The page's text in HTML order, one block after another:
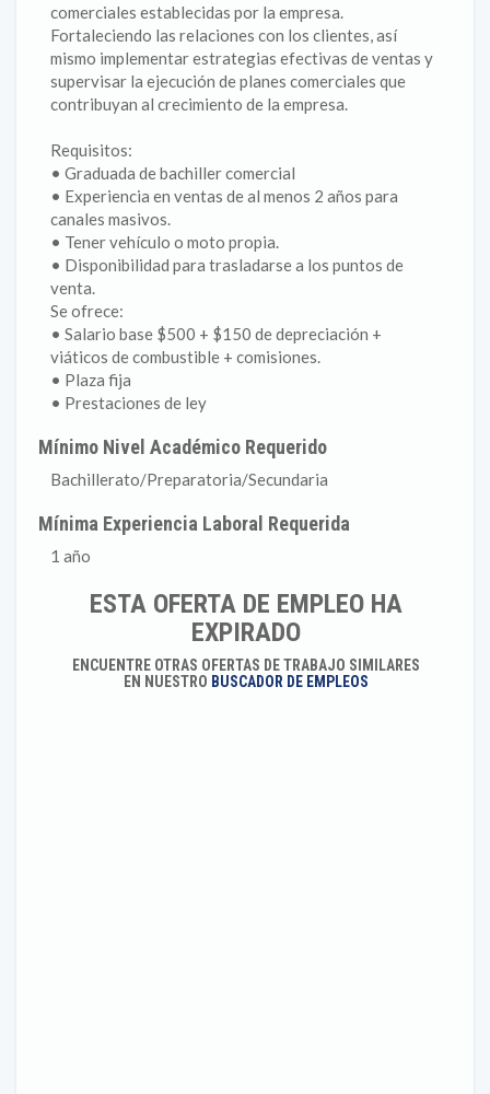
comerciales establecidas por la empresa.
Fortaleciendo las relaciones con los clientes, así
mismo implementar estrategias efectivas de ventas y
supervisar la ejecución de planes comerciales que
contribuyan al crecimiento de la empresa.
Requisitos:
• Graduada de bachiller comercial
• Experiencia en ventas de al menos 2 años para
canales masivos.
• Tener vehículo o moto propia.
• Disponibilidad para trasladarse a los puntos de
venta.
Se ofrece:
• Salario base $500 + $150 de depreciación +
viáticos de combustible + comisiones.
• Plaza fija
• Prestaciones de ley
Mínimo Nivel Académico Requerido
Bachillerato/Preparatoria/Secundaria
Mínima Experiencia Laboral Requerida
1 año
ESTA OFERTA DE EMPLEO HA
EXPIRADO
ENCUENTRE OTRAS OFERTAS DE TRABAJO SIMILARES
EN NUESTRO BUSCADOR DE EMPLEOS